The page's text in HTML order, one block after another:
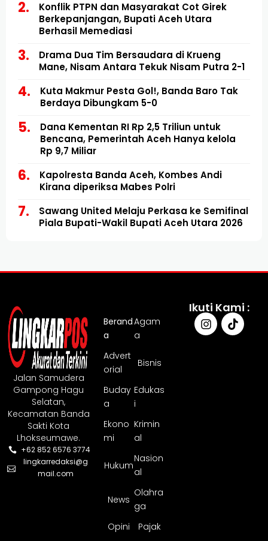
Konflik PTPN dan Masyarakat Cot Girek
Berkepanjangan, Bupati Aceh Utara
Berhasil Memediasi
Drama Dua Tim Bersaudara di Krueng
Mane, Nisam Antara Tekuk Nisam Putra 2-1
Kuta Makmur Pesta Gol!, Banda Baro Tak
Berdaya Dibungkam 5-0
Dana Kementan RI Rp 2,5 Triliun untuk
Bencana, Pemerintah Aceh Hanya kelola
Rp 9,7 Miliar
Kapolresta Banda Aceh, Kombes Andi
Kirana diperiksa Mabes Polri
Sawang United Melaju Perkasa ke Semifinal
Piala Bupati-Wakil Bupati Aceh Utara 2026
Jalan Samudera
Gampong Hagu
Selatan,
Kecamatan Banda
Sakti Kota
Lhokseumawe.
+62 852 6576 3774
lingkarredaksi@g
mail.com
Berand
a
Agam
a
Advert
orial
Bisnis
Buday
a
Edukas
i
Ekono
mi
Krimin
al
Hukum
Nasion
al
News
Olahra
ga
Opini
Pajak
Ikuti Kami :